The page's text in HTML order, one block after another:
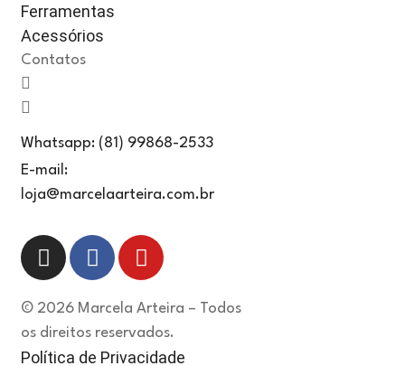
Ferramentas
Acessórios
Contatos
Whatsapp: (81) 99868-2533
E-mail:
loja@marcelaarteira.com.br
© 2026 Marcela Arteira – Todos
os direitos reservados.
Política de Privacidade